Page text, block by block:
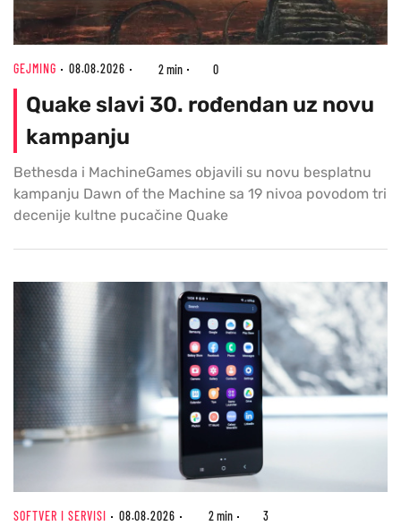
GEJMING 08.08.2026 2 min 0
Quake slavi 30. rođendan uz novu
kampanju
Bethesda i MachineGames objavili su novu besplatnu
kampanju Dawn of the Machine sa 19 nivoa povodom tri
decenije kultne pucačine Quake
SOFTVER I SERVISI 08.08.2026 2 min 3